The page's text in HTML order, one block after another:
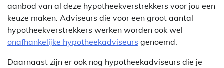
aanbod van al deze hypotheekverstrekkers voor jou een
keuze maken. Adviseurs die voor een groot aantal
hypotheekverstrekkers werken worden ook wel
onafhankelijke hypotheekadviseurs genoemd.
Daarnaast zijn er ook nog hypotheekadviseurs die je